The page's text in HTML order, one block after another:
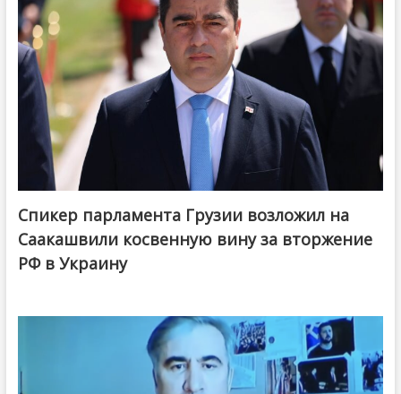
Спикер парламента Грузии возложил на
Саакашвили косвенную вину за вторжение
РФ в Украину